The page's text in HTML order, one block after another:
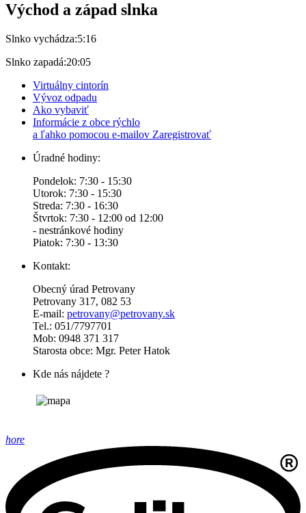
Východ a západ slnka
Slnko vychádza:5:16
Slnko zapadá:20:05
Virtuálny cintorín
Vývoz odpadu
Ako vybaviť
Informácie z obce rýchlo
a ľahko pomocou e-mailov Zaregistrovať
Úradné hodiny:
Pondelok: 7:30 - 15:30
Utorok: 7:30 - 15:30
Streda: 7:30 - 16:30
Štvrtok: 7:30 - 12:00 od 12:00
- nestránkové hodiny
Piatok: 7:30 - 13:30
Kontakt:
Obecný úrad Petrovany
Petrovany 317, 082 53
E-mail: petrovany@petrovany.sk
Tel.: 051/7797701
Mob: 0948 371 317
Starosta obce: Mgr. Peter Hatok
Kde nás nájdete ?
hore